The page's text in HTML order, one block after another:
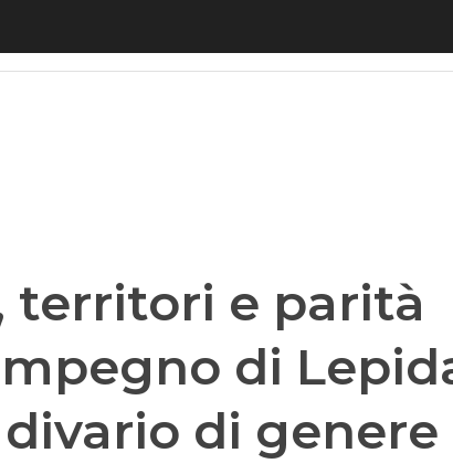
Comunità, territori e parità digitale:
territori e parità
di
di genere